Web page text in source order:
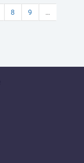
8 9 …